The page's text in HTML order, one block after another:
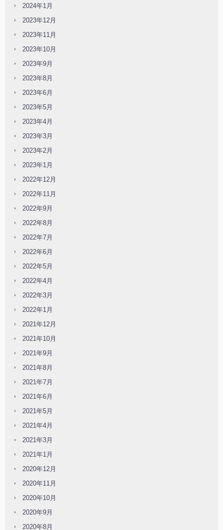
2024年1月
2023年12月
2023年11月
2023年10月
2023年9月
2023年8月
2023年6月
2023年5月
2023年4月
2023年3月
2023年2月
2023年1月
2022年12月
2022年11月
2022年9月
2022年8月
2022年7月
2022年6月
2022年5月
2022年4月
2022年3月
2022年1月
2021年12月
2021年10月
2021年9月
2021年8月
2021年7月
2021年6月
2021年5月
2021年4月
2021年3月
2021年1月
2020年12月
2020年11月
2020年10月
2020年9月
2020年8月